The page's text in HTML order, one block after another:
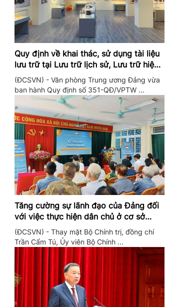
Quy định về khai thác, sử dụng tài liệu
lưu trữ tại Lưu trữ lịch sử, Lưu trữ hiện
hành của Trung ương Đảng và Văn
phòng Trung ương Đảng
(ĐCSVN) - Văn phòng Trung ương Đảng vừa
ban hành Quy định số 351-QĐ/VPTW ...
Tăng cường sự lãnh đạo của Đảng đối
với việc thực hiện dân chủ ở cơ sở
trong giai đoạn mới
(ĐCSVN) - Thay mặt Bộ Chính trị, đồng chí
Trần Cẩm Tú, Ủy viên Bộ Chính ...